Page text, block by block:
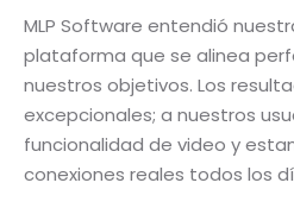
MLP Software entendió
plataforma que se alinea
nuestros objetivos. Los
excepcionales; a nuestros
funcionalidad de video y
conexiones reales todos los